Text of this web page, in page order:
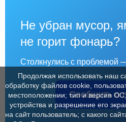
Не убран мусор,
не горит фонарь?
Столкнулись с проблемой
Сообщить о
Продолжая использовать наш
обработку файлов cookie,
местоположении; тип и версия
устройства и разрешение его
на сайт пользователь; с какого